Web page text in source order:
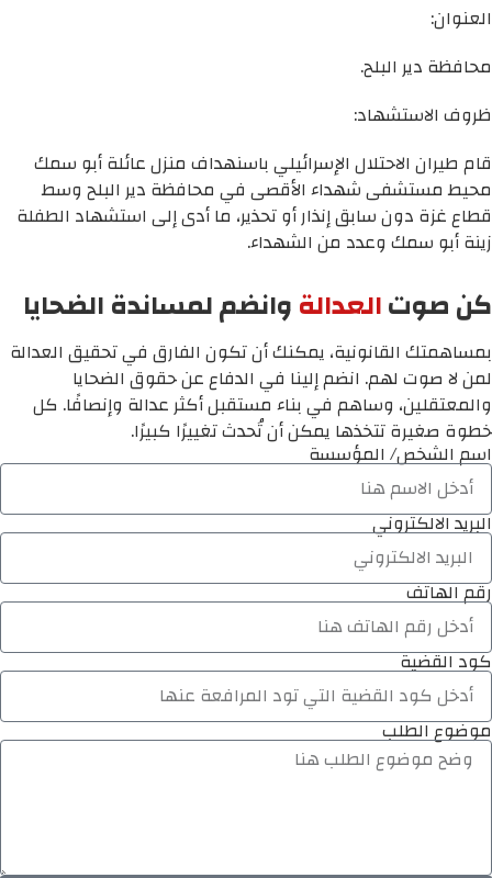
العنوان:
محافظة دير البلح.
ظروف الاستشهاد:
قام طيران الاحتلال الإسرائيلي باسنهداف منزل عائلة أبو سمك
محيط مستشفى شهداء الأقصى في محافظة دير البلح وسط
قطاع غزة دون سابق إنذار أو تحذير، ما أدى إلى استشهاد الطفلة
زينة أبو سمك وعدد من الشهداء.
كن صوتالعدالةوانضم لمساندة الضحايا
بمساهمتك القانونية، يمكنك أن تكون الفارق في تحقيق العدالة
لمن لا صوت لهم. انضم إلينا في الدفاع عن حقوق الضحايا
والمعتقلين، وساهم في بناء مستقبل أكثر عدالة وإنصافًا. كل
خطوة صغيرة تتخذها يمكن أن تُحدث تغييرًا كبيرًا.
اسم الشخص/ المؤسسة
البريد الالكتروني
رقم الهاتف
كود القضية
موضوع الطلب